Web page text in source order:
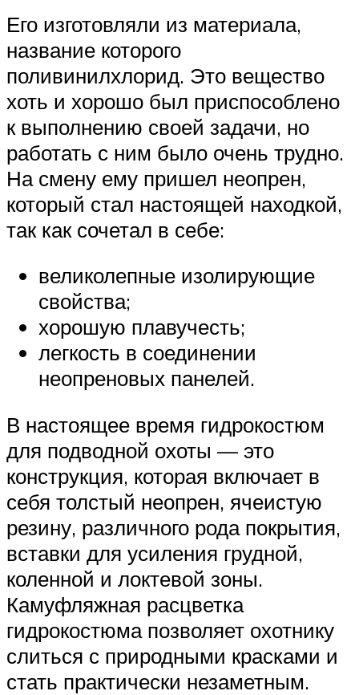
Его изготовляли из материала,
название которого
поливинилхлорид. Это вещество
хоть и хорошо был приспособлено
к выполнению своей задачи, но
работать с ним было очень трудно.
На смену ему пришел неопрен,
который стал настоящей находкой,
так как сочетал в себе:
великолепные изолирующие
свойства;
хорошую плавучесть;
легкость в соединении
неопреновых панелей.
В настоящее время гидрокостюм
для подводной охоты — это
конструкция, которая включает в
себя толстый неопрен, ячеистую
резину, различного рода покрытия,
вставки для усиления грудной,
коленной и локтевой зоны.
Камуфляжная расцветка
гидрокостюма позволяет охотнику
слиться с природными красками и
стать практически незаметным.